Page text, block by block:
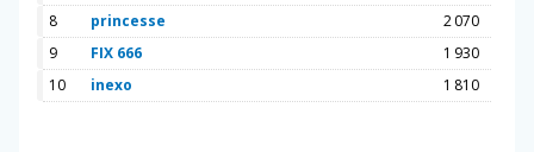
8
princesse
2 070
9
FIX 666
1 930
10
inexo 1 810